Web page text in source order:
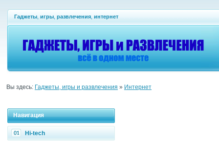
Гаджеты игры развлечения интернет
Вы здесь: Гаджеты, игры и развлечения » Интернет
Навигация
Hi-tech